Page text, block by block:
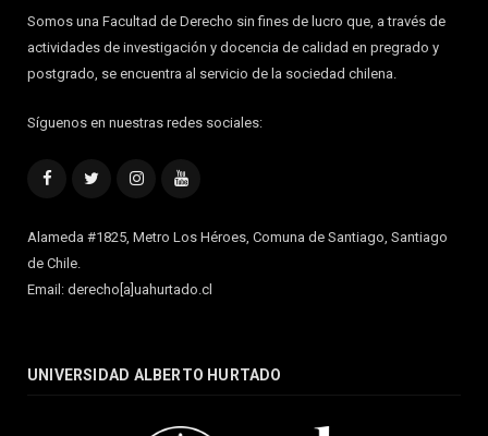
Somos una Facultad de Derecho sin fines de lucro que, a través de
actividades de investigación y docencia de calidad en pregrado y
postgrado, se encuentra al servicio de la sociedad chilena.
Síguenos en nuestras redes sociales:
FacebookTwitterInstagramYouTube
Alameda #1825, Metro Los Héroes, Comuna de Santiago, Santiago
de Chile.
Email: derecho[a]uahurtado.cl
UNIVERSIDAD ALBERTO HURTADO